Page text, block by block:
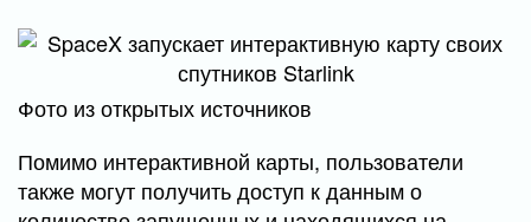
Фото из открытых источников
Помимо интерактивной карты, пользователи
также могут получить доступ к данным о